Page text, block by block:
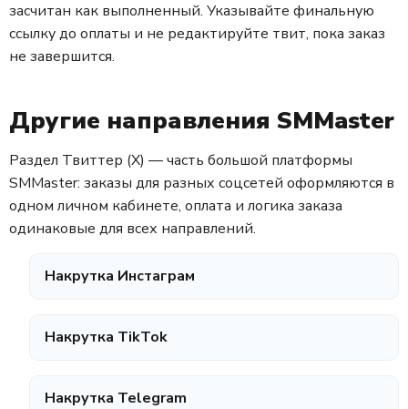
засчитан как выполненный. Указывайте финальную
ссылку до оплаты и не редактируйте твит, пока заказ
не завершится.
Другие направления SMMaster
Раздел Твиттер (X) — часть большой платформы
SMMaster: заказы для разных соцсетей оформляются в
одном личном кабинете, оплата и логика заказа
одинаковые для всех направлений.
Накрутка Инстаграм
Накрутка TikTok
Накрутка Telegram